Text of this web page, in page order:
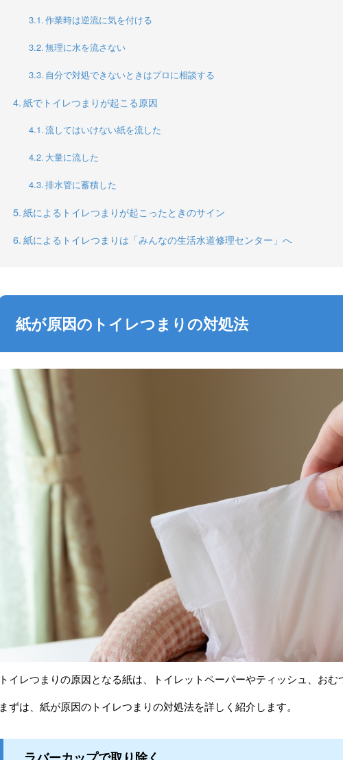
作業時は逆流に気を付ける
無理に水を流さない
自分で対処できないときはプロに相談する
紙でトイレつまりが起こる原因
流してはいけない紙を流した
大量に流した
排水管に蓄積した
紙によるトイレつまりが起こったときのサイン
紙によるトイレつまりは「みんなの生活水道修理センター」へ
紙が原因のトイレつまりの対処法
トイレつまりの原因となる紙は、トイレットペーパーやティッシュ、おむ
まずは、紙が原因のトイレつまりの対処法を詳しく紹介します。